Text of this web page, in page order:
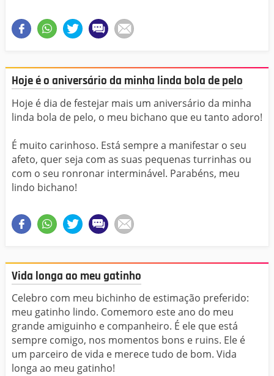
Hoje é o aniversário da minha linda bola de pelo
Hoje é dia de festejar mais um aniversário da minha
linda bola de pelo, o meu bichano que eu tanto adoro!
É muito carinhoso. Está sempre a manifestar o seu
afeto, quer seja com as suas pequenas turrinhas ou
com o seu ronronar interminável. Parabéns, meu
lindo bichano!
Vida longa ao meu gatinho
Celebro com meu bichinho de estimação preferido:
meu gatinho lindo. Comemoro este ano do meu
grande amiguinho e companheiro. É ele que está
sempre comigo, nos momentos bons e ruins. Ele é
um parceiro de vida e merece tudo de bom. Vida
longa ao meu gatinho!